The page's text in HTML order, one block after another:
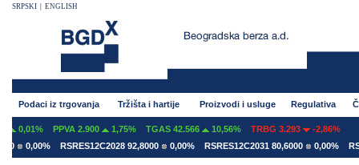
SRPSKI ENGLISH
Podaci iz trgovanja Tržišta i hartije Proizvodi i usluge Regulativa
PPVA 2.900 1,75% TGAS 42.566 10,56% TRBG 3.293
-2,86%
RSRES12C2028 92,8000 0,00% RSRES12C2031 80,6000 0,00%